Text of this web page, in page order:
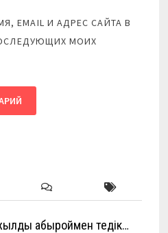
EMAIL И АДРЕС САЙТА В
МОИХ
абыроймен өтедік…